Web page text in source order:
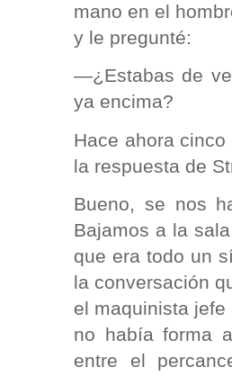
mano en el
y le pregunté:
—¿Estabas de
ya encima?
Hace ahora
la respuesta de
Bueno, se nos
Bajamos a la
que era todo un
la conversación
el maquinista
no había forma
entre el